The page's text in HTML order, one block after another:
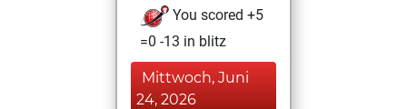
You scored +5
=0 -13 in blitz
Mittwoch, Juni
24, 2026